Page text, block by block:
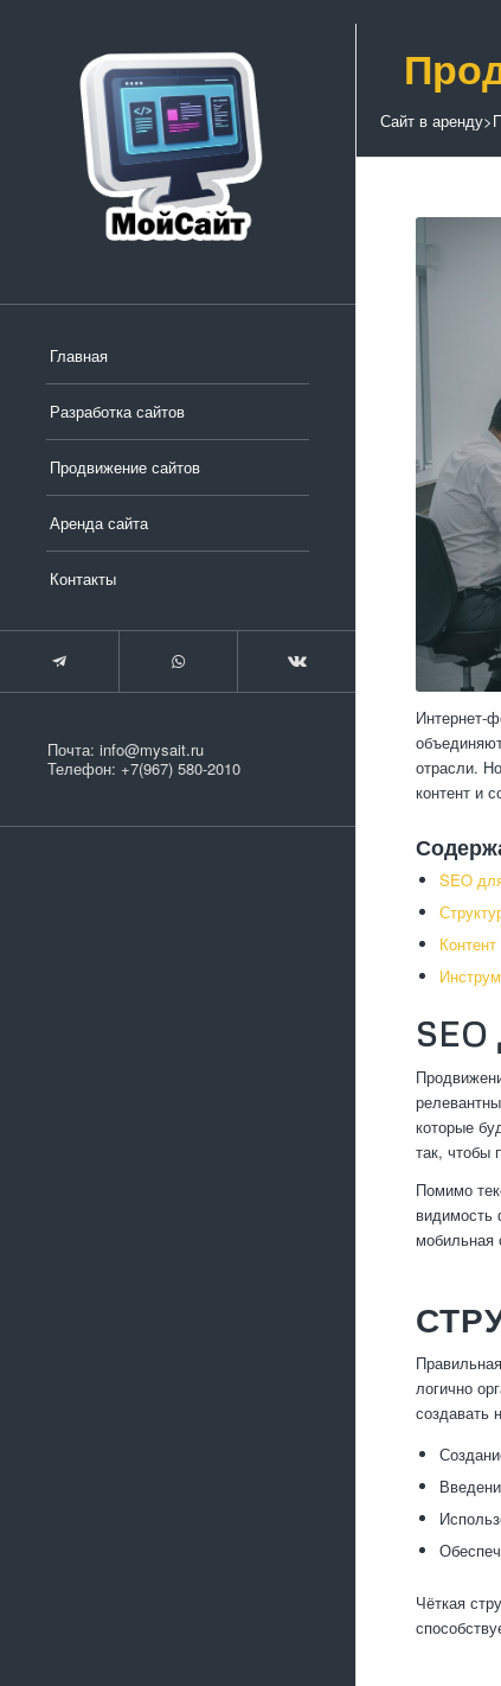
Главная
Разработка сайтов
Продвижение сайтов
Аренда сайта
Контакты
Почта: info@mysait.ru
Телефон: +7(967) 580-2010
Сайт в аренду>
Интернет-
отрасли.
контент и
SEO
которые
так, чтобы
Помимо
видимость
мобильная
логично
создавать
Чёткая